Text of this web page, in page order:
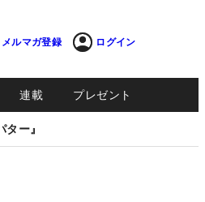
メルマガ登録 ログイン
連載 プレゼント
ー』